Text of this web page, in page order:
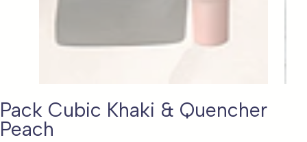
Pack Cubic Khaki & Quencher
Peach